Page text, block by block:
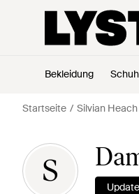
Bekleidung
Startseite Silvian Heach
S